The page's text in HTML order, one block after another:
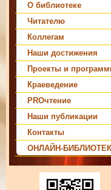
О библиотеке
Читателю
Коллегам
Наши достижения
Проекты и
Краеведение
PROчтение
Наши публикации
Контакты
ОНЛАЙН-